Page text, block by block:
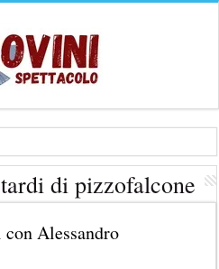
tra un Poeta e una Prostituta” –
shooting foto e video retribuito
si cercano attori, attrici e
di pizzofalcone
Alessandro